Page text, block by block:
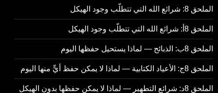
الملحق 8: شرائع الله التي تتطلّب وجود الهيكل
الملحق 8أ: شرائع الله التي تتطلّب وجود الهيكل
الملحق 8ب: الذبائح — لماذا يستحيل حفظها اليوم
الملحق 8ج: الأعياد الكتابية — لماذا لا يمكن حفظ أيٍّ منها اليوم
الملحق 8د: شرائع التطهير — لماذا لا يمكن حفظها بدون الهيكل